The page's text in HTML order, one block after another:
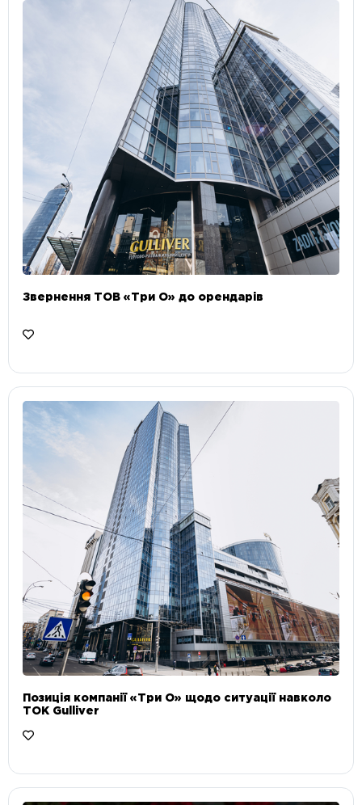
Звернення ТОВ «Три О» до орендарів
Позиція компанії «Три О» щодо ситуації навколо
ТОК Gulliver